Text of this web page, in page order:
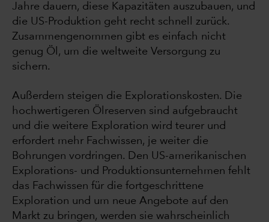
Jahre dauern, diese Kapazitäten auszubauen, und
die US-Produktion geht recht schnell zurück.
Zusammengenommen gibt es einfach nicht
genug Öl, um die weltweite Versorgung zu
sichern.
Außerdem steigen die Explorationskosten. Die
hochwertigeren Ölreserven sind aufgebraucht
und die weitere Exploration wird teurer und
erfordert mehr Fachwissen, je weiter die
Bohrungen vordringen. Den US-amerikanischen
Explorations- und Produktionsunternehmen fehlt
das Fachwissen für die fortgeschrittene
Exploration und um neue Angebote auf den
Markt zu bringen, werden sie wahrscheinlich